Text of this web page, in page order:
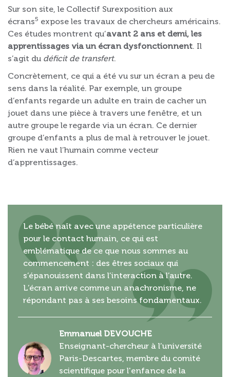
Sur son site, le Collectif Surexposition aux
écrans5 expose les travaux de chercheurs américains.
Ces études montrent qu’avant 2 ans et demi, les
apprentissages via un écran dysfonctionnent. Il
s’agit du déficit de transfert.
Concrètement, ce qui a été vu sur un écran a peu de
sens dans la réalité. Par exemple, un groupe
d’enfants regarde un adulte en train de cacher un
jouet dans une pièce à travers une fenêtre, et un
autre groupe le regarde via un écran. Ce dernier
groupe d’enfants a plus de mal à retrouver le jouet.
Rien ne vaut l’humain comme vecteur
d’apprentissages.
Le bébé naît avec une appétence particulière
pour le contact humain, ce qui est
emblématique de ce que nous sommes au
commencement : des êtres sociaux qui
s’épanouissent dans l’interaction à l’autre.
L’écran arrive comme un anachronisme, ne
répondant pas à ses besoins fondamentaux.
Emmanuel DEVOUCHE
Enseignant-chercheur à l’université
Paris-Descartes, membre du comité
scientifique pour l'enfance de la